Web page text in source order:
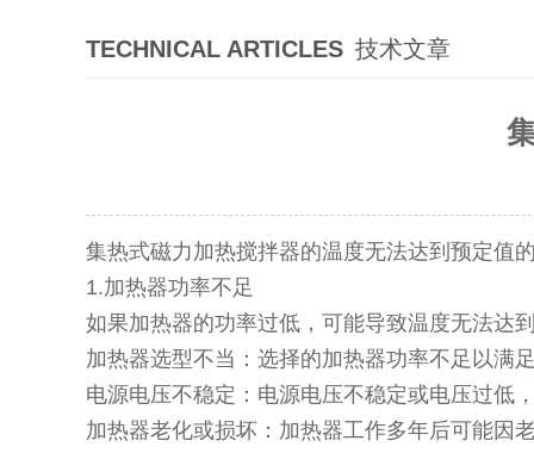
TECHNICAL ARTICLES 技术文章
集热式磁力加热搅拌器的温度无法达到预定
1.加热器功率不足
如果加热器的功率过低，可能导致温度无法
加热器选型不当：选择的加热器功率不足以满
电源电压不稳定：电源电压不稳定或电压过低
加热器老化或损坏：加热器工作多年后可能因